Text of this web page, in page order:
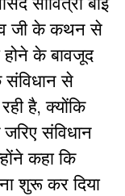
जी के कथन से
के बावजूद
से
है, क्योंकि
संविधान
कहा कि
शुरू कर दिया